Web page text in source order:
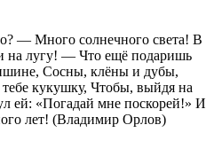
— Много солнечного света! В
на лyгy! — Что ещё подаришь
Сосны, клёны и дубы,
кукушку, Чтобы, выйдя на
ей: «Погадай мне поскорей!» И
лет! (Владимир Орлов)